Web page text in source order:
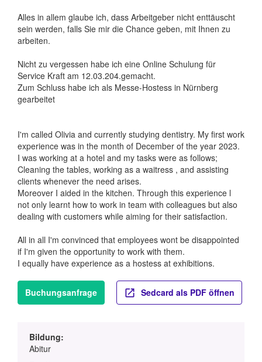
Alles in allem glaube ich, dass Arbeitgeber nicht enttäuscht
sein werden, falls Sie mir die Chance geben, mit Ihnen zu
arbeiten.
Nicht zu vergessen habe ich eine Online Schulung für
Service Kraft am 12.03.204.gemacht.
Zum Schluss habe ich als Messe-Hostess in Nürnberg
gearbeitet
I'm called Olivia and currently studying dentistry. My first work
experience was in the month of December of the year 2023.
I was working at a hotel and my tasks were as follows;
Cleaning the tables, working as a waitress , and assisting
clients whenever the need arises.
Moreover I aided in the kitchen. Through this experience l
not only learnt how to work in team with colleagues but also
dealing with customers while aiming for their satisfaction.
All in all I'm convinced that employees wont be disappointed
if I'm given the opportunity to work with them.
I equally have experience as a hostess at exhibitions.
Buchungsanfrage Sedcard als PDF öffnen
Bildung:
Abitur